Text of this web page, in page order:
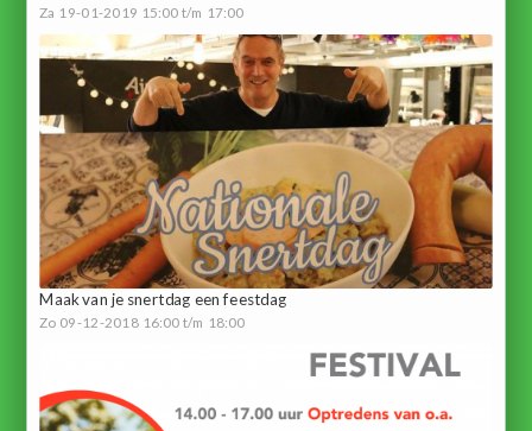
Za 19-01-2019 15:00 t/m 17:00
Maak van je snertdag een feestdag
Zo 09-12-2018 16:00 t/m 18:00